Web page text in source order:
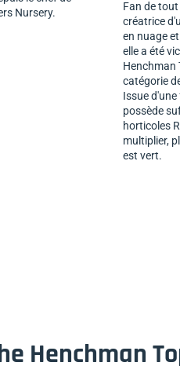
Nursery.
Fan de
créatrice
en nuage
elle a été
Henchman
catégorie
Issue
possède
horticoles
multiplier,
est vert.
Henchman